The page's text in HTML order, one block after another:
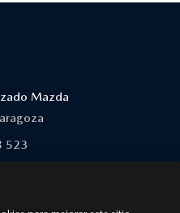
Mazda
523